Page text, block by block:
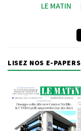
LE MATIN
LISEZ NOS E-PAPERS